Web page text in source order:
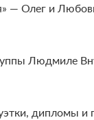
— Олег и
Людмиле
дипломы и